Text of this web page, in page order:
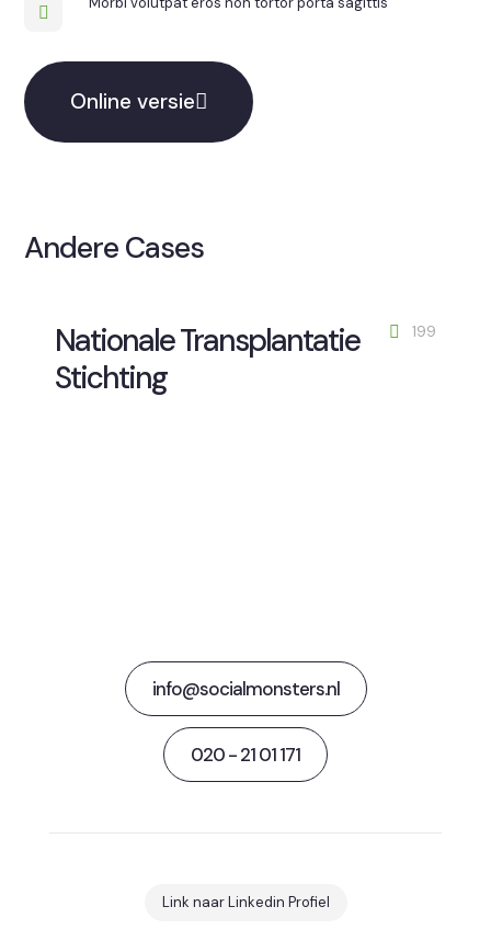
Online versie
Andere Cases
Nationale Transplantatie
Stichting
199
info@socialmonsters.nl
020 - 21 01 171
Link naar Linkedin Profiel